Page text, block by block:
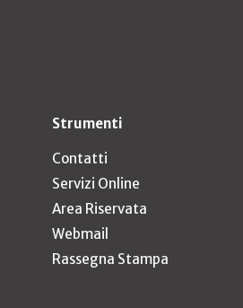
Strumenti
Contatti
Servizi Online
Area Riservata
Webmail
Rassegna Stampa